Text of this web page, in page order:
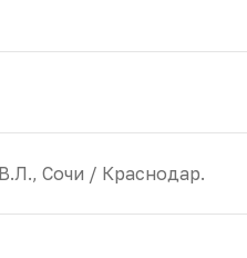
Сочи / Краснодар.